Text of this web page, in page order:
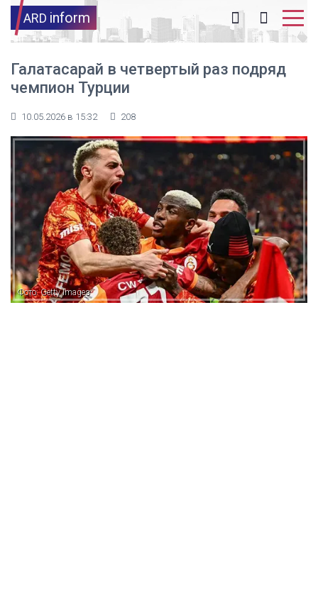
ARD inform
Галатасарай в четвертый раз подряд
чемпион Турции
10.05.2026 в 15:32 208
Фото: Getty Images